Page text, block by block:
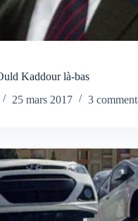
Kaddour là-bas
25 mars 2017 3